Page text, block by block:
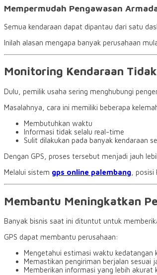
Mempermudah Pengawasan
Semua kendaraan dapat dipantau dari satu
Inilah alasan mengapa banyak perusahaan
Monitoring Kendaraan
Dulu, pemilik usaha sering menghubungi
Masalahnya, cara ini memiliki beberapa
Membutuhkan waktu
Informasi tidak selalu real-time
Sulit dilakukan pada banyak kendaraan
Dengan GPS, proses tersebut menjadi jauh
Melalui sistem gps online palembang ,
Membantu Meningkatkan
Banyak bisnis saat ini dituntut untuk
GPS dapat membantu perusahaan:
Mengetahui estimasi waktu kedatangan
Memastikan pengiriman berjalan sesuai
Memberikan informasi yang lebih akurat